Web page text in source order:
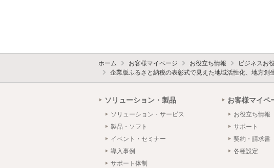
ホーム お客様マイページ お役立ち情報 ビジネスお
企業版ふるさと納税の表彰式で見えた地域活性化、地方創
ソリューション・製品
ソリューション・サービス
製品・ソフト
イベント・セミナー
導入事例
サポート体制
お客様マイペ
お役立ち情報
サポート
契約・請求書
各種設定